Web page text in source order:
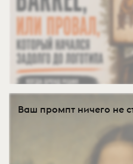
Ваш промпт ничего не